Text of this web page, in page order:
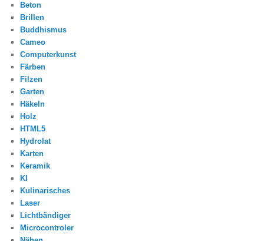
Beton
Brillen
Buddhismus
Cameo
Computerkunst
Färben
Filzen
Garten
Häkeln
Holz
HTML5
Hydrolat
Karten
Keramik
KI
Kulinarisches
Laser
Lichtbändiger
Microcontroler